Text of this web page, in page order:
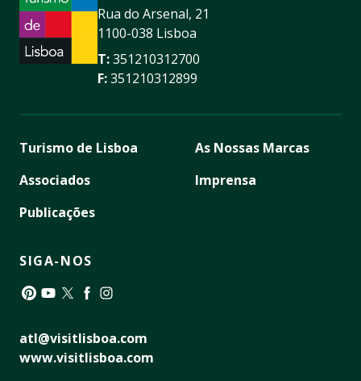
Rua do Arsenal, 21
1100-038 Lisboa
T:351210312700
F:351210312899
Turismo de Lisboa
Associados
Publicações
As Nossas Marcas
Imprensa
SIGA-NOS
atl@visitlisboa.com
www.visitlisboa.com